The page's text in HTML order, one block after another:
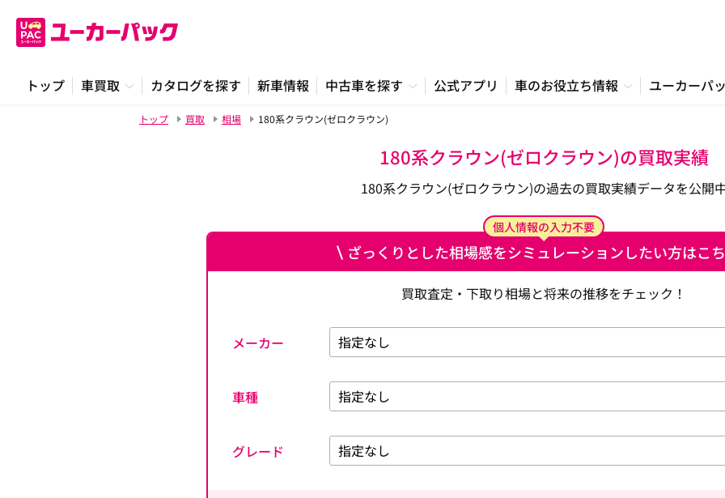
トップ 車買取 カタログを探す 新車情報 中古車を探す 公式アプリ 車のお役立ち情報 ユーカーパ
トップ 買取 相場 180系クラウン(ゼロクラウン)
180系クラウン(ゼロクラウン)の買取実績
180系クラウン(ゼロクラウン)の過去の買取実績データを公開
ざっくりとした相場感をシミュレーションしたい方はこ
個人情報の入力不要
買取査定・下取り相場と将来の推移をチェック！
メーカー
車種
グレード